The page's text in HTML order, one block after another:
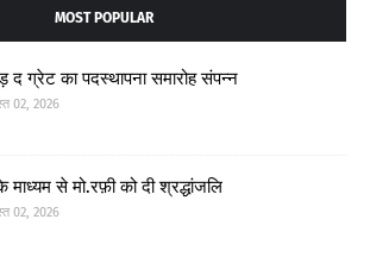
MOST POPULAR
द ग्रेट का पदस्थापना समारोह संपन्न
02, 2026
माध्यम से मो.रफ़ी को दी श्रद्धांजलि
02, 2026